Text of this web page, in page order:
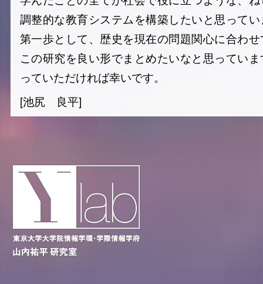
調整的な教育システムを構築したいと思って
第一歩として、歴史を現在の問題関心に合わ
この研究を良い形でまとめたいなと思ってい
っていただければ幸いです。
[池尻 良平]